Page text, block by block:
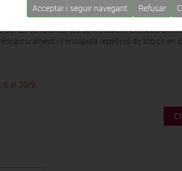
política i social? Natura o ésser
exposició. Una mostra que vol ser un camí per
tal de retornar les seves obres i els seus
i l’ensopida repetició de tòpics en
8 al 30/9.
Acceptar i seguir navegant Refusar